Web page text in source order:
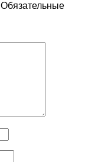
Обязательные